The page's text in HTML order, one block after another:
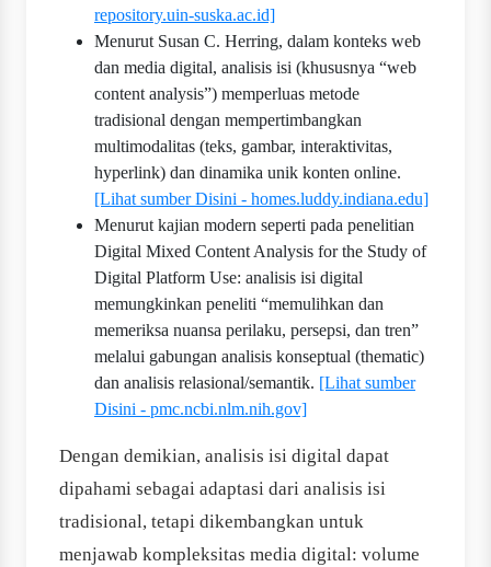
repository.uin-suska.ac.id]
Menurut Susan C. Herring, dalam konteks web
dan media digital, analisis isi (khususnya “web
content analysis”) memperluas metode
tradisional dengan mempertimbangkan
multimodalitas (teks, gambar, interaktivitas,
hyperlink) dan dinamika unik konten online.
[Lihat sumber Disini - homes.luddy.indiana.edu]
Menurut kajian modern seperti pada penelitian
Digital Mixed Content Analysis for the Study of
Digital Platform Use: analisis isi digital
memungkinkan peneliti “memulihkan dan
memeriksa nuansa perilaku, persepsi, dan tren”
melalui gabungan analisis konseptual (thematic)
dan analisis relasional/semantik. [Lihat sumber
Disini - pmc.ncbi.nlm.nih.gov]
Dengan demikian, analisis isi digital dapat
dipahami sebagai adaptasi dari analisis isi
tradisional, tetapi dikembangkan untuk
menjawab kompleksitas media digital: volume